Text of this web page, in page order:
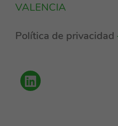
VALENCIA
Política de privacidad